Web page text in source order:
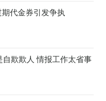
代金券引发争执
欺欺人 情报工作太省事